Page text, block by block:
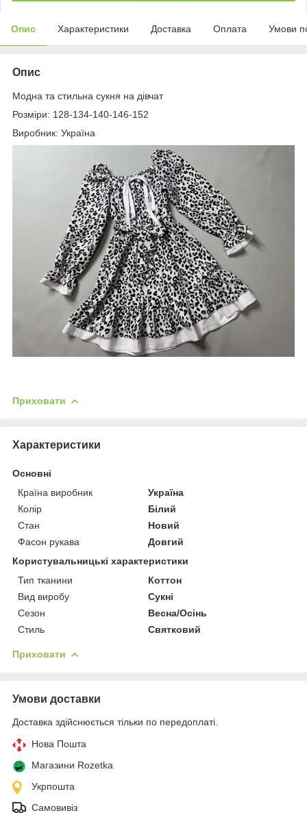
Опис Характеристики Доставка Оплата Умови
Опис
Модна та стильна сукня на дівчат
Розміри: 128-134-140-146-152
Виробник: Україна
Приховати
Характеристики
Основні
Країна виробник
Україна
Колір
Білий
Стан
Новий
Фасон рукава
Довгий
Користувальницькі характеристики
Тип тканини
Коттон
Вид виробу
Сукні
Сезон
Весна/Осінь
Стиль
Святковий
Приховати
Умови доставки
Доставка здійснюється тільки по передоплаті.
Нова Пошта
Магазини Rozetka
Укрпошта
Самовивіз